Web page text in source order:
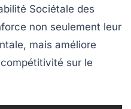
Sociétale des
non seulement leur
mais améliore
sur le